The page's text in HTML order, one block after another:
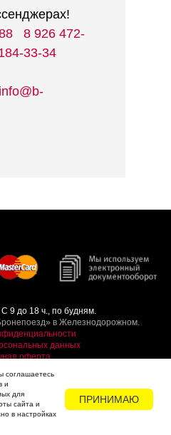
8 926 472-
33-34
info@b-
9 до 18 ч., по будням.
в Железнодорожном.
данных
оферта
соглашаетесь
и
для
сайта и
в настройках
ПРИНИМАЮ